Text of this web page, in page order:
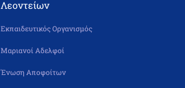
Λεοντείων
Εκπαιδευτικός Οργανισμός
Μαριανοί Αδελφοί
Ένωση Αποφοίτων